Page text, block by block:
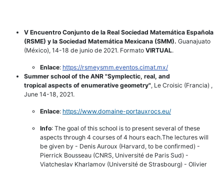
V Encuentro Conjunto de la Real Sociedad Matemática Española
(RSME) y la Sociedad Matemática Mexicana (SMM). Guanajuato
(México), 14-18 de junio de 2021. Formato VIRTUAL.
Enlace: https://rsmeysmm.eventos.cimat.mx/
Summer school of the ANR "Symplectic, real, and
tropical aspects of enumerative geometry", Le Croisic (Francia) ,
June 14-18, 2021.
Enlace: https://www.domaine-portauxrocs.eu/
Info: The goal of this school is to present several of these
aspects through 4 courses of 4 hours each.The lectures will
be given by - Denis Auroux (Harvard, to be confirmed) -
Pierrick Bousseau (CNRS, Université de Paris Sud) -
Viatcheslav Kharlamov (Université de Strasbourg) - Olivier